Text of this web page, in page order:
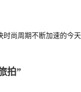
尚周期不断加速的今
拍”